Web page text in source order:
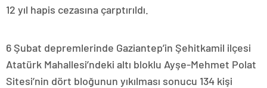
12 yıl hapis cezasına çarptırıldı.
6 Şubat depremlerinde Gaziantep’in Şehitkamil ilçesi
Atatürk Mahallesi’ndeki altı bloklu Ayşe-Mehmet Polat
Sitesi’nin dört bloğunun yıkılması sonucu 134 kişi